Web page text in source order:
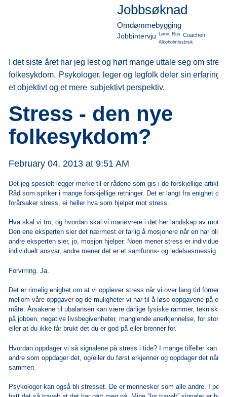
Jobbsøknad
Omdømmebygging
Jobbintervju Lønn Rus Coachen
Alkoholmissbruk
I det siste året har jeg lest og hørt mange uttale seg om
folkesykdom. Psykologer, leger og legfolk deler sin erfaring
et objektivt og et mere subjektivt perspektiv.
Stress - den nye
folkesykdom?
February 04, 2013 at 9:51 AM
Det jeg spesielt legger merke til er rådene som gis i de forskjellige artikler
Rådsom spriker i mange forskjellige retninger. Det er langt fra enighet om
forårsaker stress, ei heller hva som hjelper mot stress.
Hva skal vi tro, og hvordan skal vi manøvrere i det her landskap av
Den ene eksperten sier det nærmest er farlig å mosjonere når en har blitt
andre eksperten sier, jo, mosjon hjelper. Noen mener stress er individuelt
individuelt ansvar, andre mener det er et samfunns- og ledelsesmessig
Forvirring. Ja.
Det er rimelig enighet om at vi opplever stress når vi over lang tid
mellom våre oppgaver og de muligheter vi har til å løse oppgavene på en
måte. Årsakene til ubalansen kan være dårlige fysiske rammer, tekniske
på jobben, negative livsbegivenheter, manglende anerkjennelse, for store
eller at du ikke får brukt det du er god på eller brenner for.
Hvordan oppdager vi så signalene på stress i tide? I mange tilfeller kan
andre som oppdager det, og/eller du først erkjenner og oppdager det når
sammen.
Psykologer kan også bli stresset. De er mennesker som alle andre. I